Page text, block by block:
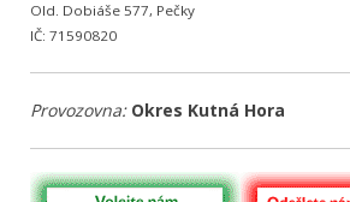
Old. Dobiáše 577, Pečky
IČ: 71590820
Provozovna: Okres Kutná Hora